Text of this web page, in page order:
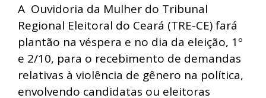
A Ouvidoria da Mulher do Tribunal
Regional Eleitoral do Ceará (TRE-CE) fará
plantão na véspera e no dia da eleição, 1º
e 2/10, para o recebimento de demandas
relativas à violência de gênero na política,
envolvendo candidatas ou eleitoras